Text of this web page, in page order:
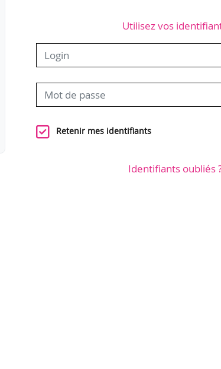
Utilisez vos
Retenir mes identifiants
Identifiants oubliés